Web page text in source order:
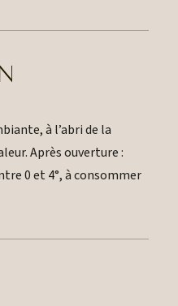
à l’abri de la
Après ouverture :
0 et 4°, à consommer